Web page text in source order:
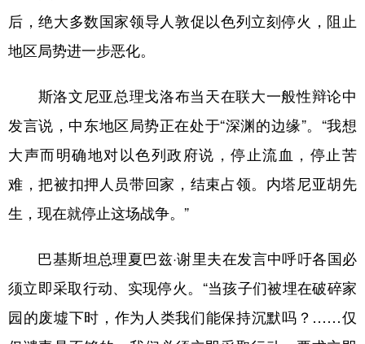
后，绝大多数国家领导人敦促以色列立刻停火，阻止
地区局势进一步恶化。
斯洛文尼亚总理戈洛布当天在联大一般性辩论中
发言说，中东地区局势正在处于“深渊的边缘”。“我想
大声而明确地对以色列政府说，停止流血，停止苦
难，把被扣押人员带回家，结束占领。内塔尼亚胡先
生，现在就停止这场战争。”
巴基斯坦总理夏巴兹·谢里夫在发言中呼吁各国必
须立即采取行动、实现停火。“当孩子们被埋在破碎家
园的废墟下时，作为人类我们能保持沉默吗？……仅